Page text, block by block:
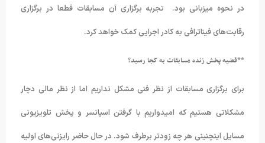
در نحوه میزبانی بود. تجربه برگزاری آن مسابقات قطعا در برگزاری
رقابت‌های فیناترافی به کادر اجرایی کمک خواهد کرد.
**قضیه پخش زنده مسابقات به کجا رسید؟
برای برگزاری مسابقات از نظر فنی مشکل نداریم اما از نظر مالی دچار
مشکلاتی هستیم که امیدواریم با گرفتن اسپانسر و پخش تلویزیونی
مسایل اینچنینی هر چه زودتر برطرف شود. در حال حاضر رایزنی‌های اولیه